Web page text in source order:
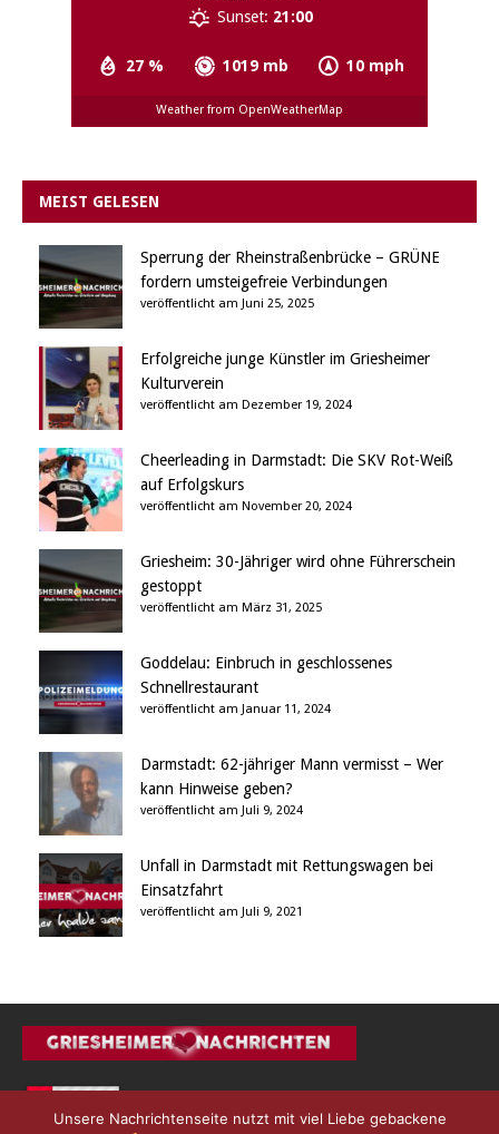
27 % 1019 mb 10 mph
Sunset: 21:00
Weather from OpenWeatherMap
MEIST GELESEN
Sperrung der Rheinstraßenbrücke – GRÜNE
fordern umsteigefreie Verbindungen
veröffentlicht am Juni 25, 2025
Erfolgreiche junge Künstler im Griesheimer
Kulturverein
veröffentlicht am Dezember 19, 2024
Cheerleading in Darmstadt: Die SKV Rot-Weiß
auf Erfolgskurs
veröffentlicht am November 20, 2024
Griesheim: 30-Jähriger wird ohne Führerschein
gestoppt
veröffentlicht am März 31, 2025
Goddelau: Einbruch in geschlossenes
Schnellrestaurant
veröffentlicht am Januar 11, 2024
Darmstadt: 62-jähriger Mann vermisst – Wer
kann Hinweise geben?
veröffentlicht am Juli 9, 2024
Unfall in Darmstadt mit Rettungswagen bei
Einsatzfahrt
veröffentlicht am Juli 9, 2021
Unsere Nachrichtenseite nutzt mit viel Liebe gebackene